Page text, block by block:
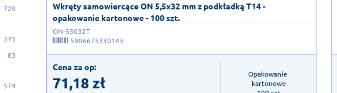
729
375
83
574
Wkręty samowiercące ON 5,5x32 mm z podkładką T14 -
opakowanie kartonowe - 100 szt.
ON-55032T
5906675330143
Cena za op:
71,18zł
Opakowanie
kartonowe